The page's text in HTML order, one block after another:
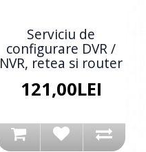
Serviciu de
configurare DVR /
NVR, retea si router
121,00LEI